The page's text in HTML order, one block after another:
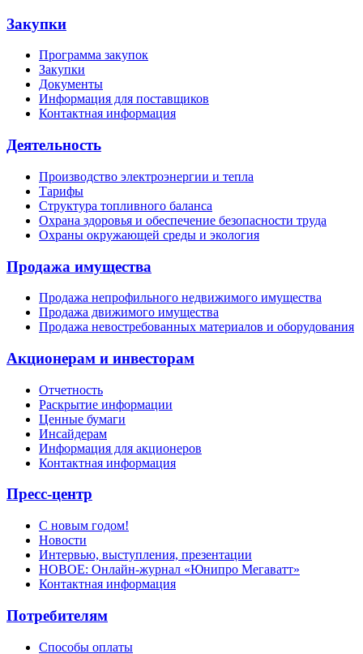
Закупки
Программа закупок
Закупки
Документы
Информация для поставщиков
Контактная информация
Деятельность
Производство электроэнергии и тепла
Тарифы
Структура топливного баланса
Охрана здоровья и обеспечение безопасности труда
Охраны окружающей среды и экология
Продажа имущества
Продажа непрофильного недвижимого имущества
Продажа движимого имущества
Продажа невостребованных материалов и оборудования
Акционерам и инвесторам
Отчетность
Раскрытие информации
Ценные бумаги
Инсайдерам
Информация для акционеров
Контактная информация
Пресс-центр
С новым годом!
Новости
Интервью, выступления, презентации
НОВОЕ: Онлайн-журнал «Юнипро Мегаватт»
Контактная информация
Потребителям
Способы оплаты